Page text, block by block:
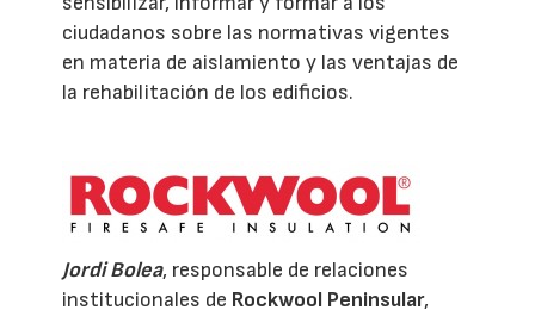
ciudadanos sobre las normativas vigentes
en materia de aislamiento y las ventajas de
la rehabilitación de los edificios.
Jordi Bolea, responsable de relaciones
institucionales de Rockwool Peninsular,